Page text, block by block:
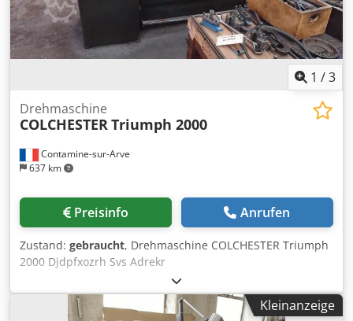
1 /3
Contamine-sur-Arve
637 km
Drehmaschine
COLCHESTERTriumph 2000
Preisinfo Anrufen
Zustand: gebraucht, Drehmaschine COLCHESTER Triumph
2000 Djdpfxozrh Svs Adrekr
Kleinanzeige